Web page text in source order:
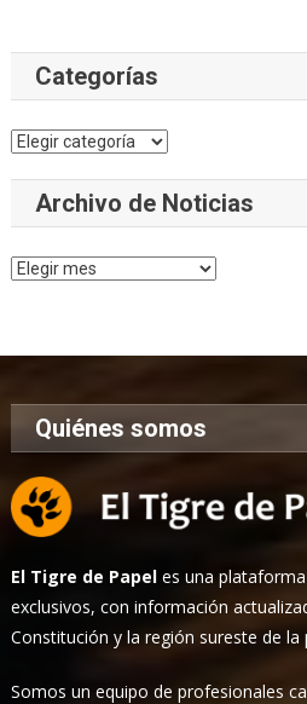
Categorías
Categorías
Archivo de Noticias
Archivo
Quiénes somos
El Tigre de Papel es una
exclusivos, con información
Constitución y la región sureste de la
Somos un equipo de profesionales